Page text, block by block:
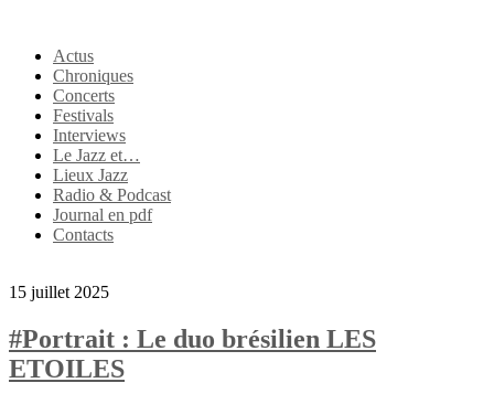
Actus
Chroniques
Concerts
Festivals
Interviews
Le Jazz et…
Lieux Jazz
Radio & Podcast
Journal en pdf
Contacts
15 juillet 2025
#Portrait : Le duo brésilien LES
ETOILES